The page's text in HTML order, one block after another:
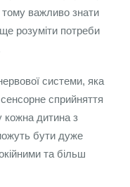
тому важливо знати
розуміти потреби
системи, яка
сприйняття
кожна дитина з
бути дуже
та більш